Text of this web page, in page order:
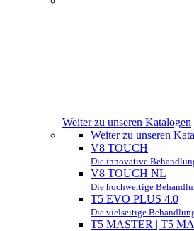
Weiter zu unseren Katalogen
Weiter zu unseren
V8 TOUCH
Die innovative
V8 TOUCH NL
Die hochwertige
T5 EVO PLUS 4.0
Die vielseitige
T5 MASTER | T5